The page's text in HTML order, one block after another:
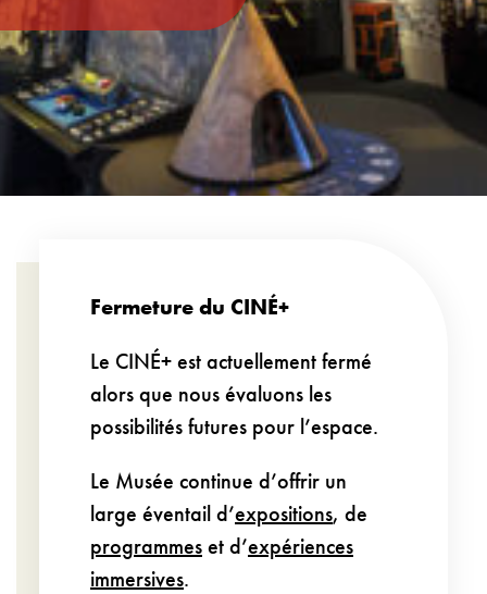
Fermeture du CINÉ+
Le CINÉ+ est actuellement fermé
alors que nous évaluons les
possibilités futures pour l’espace.
Le Musée continue d’offrir un
large éventail d’expositions, de
programmeset d’expériences
immersives.